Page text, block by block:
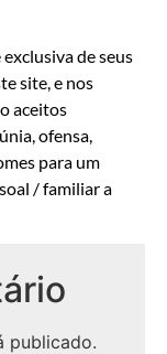
de seus
site, e nos
aceitos
ofensa,
para um
/ familiar a
publicado.